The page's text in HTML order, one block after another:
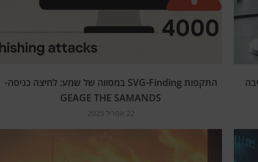
התקפות SVG-Finding במסווה של שמע: לחיצה כניסה-
GEAGE THE SAMANDS
22 אפריל 2025